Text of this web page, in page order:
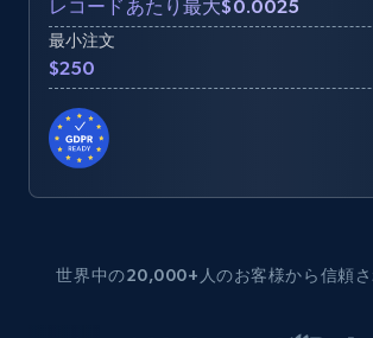
レコードあたり最大$0.0025
最小注文
$250
世界中の20,000+人のお客様から信頼さ